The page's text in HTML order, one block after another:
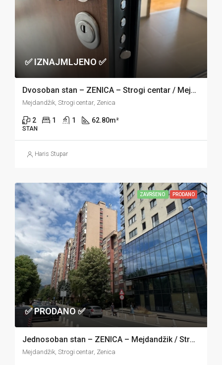
✅ IZNAJMLJENO ✅
Dvosoban stan – ZENICA – Strogi centar / Mejdandžik
Mejdandžik, Strogi centar, Zenica
2 1 1 62.80m²
STAN
Haris Stupar
ZAVRŠENO PRODANO
✅ PRODANO ✅
Jednosoban stan – ZENICA – Mejdandžik / Strogi centar
Mejdandžik, Strogi centar, Zenica